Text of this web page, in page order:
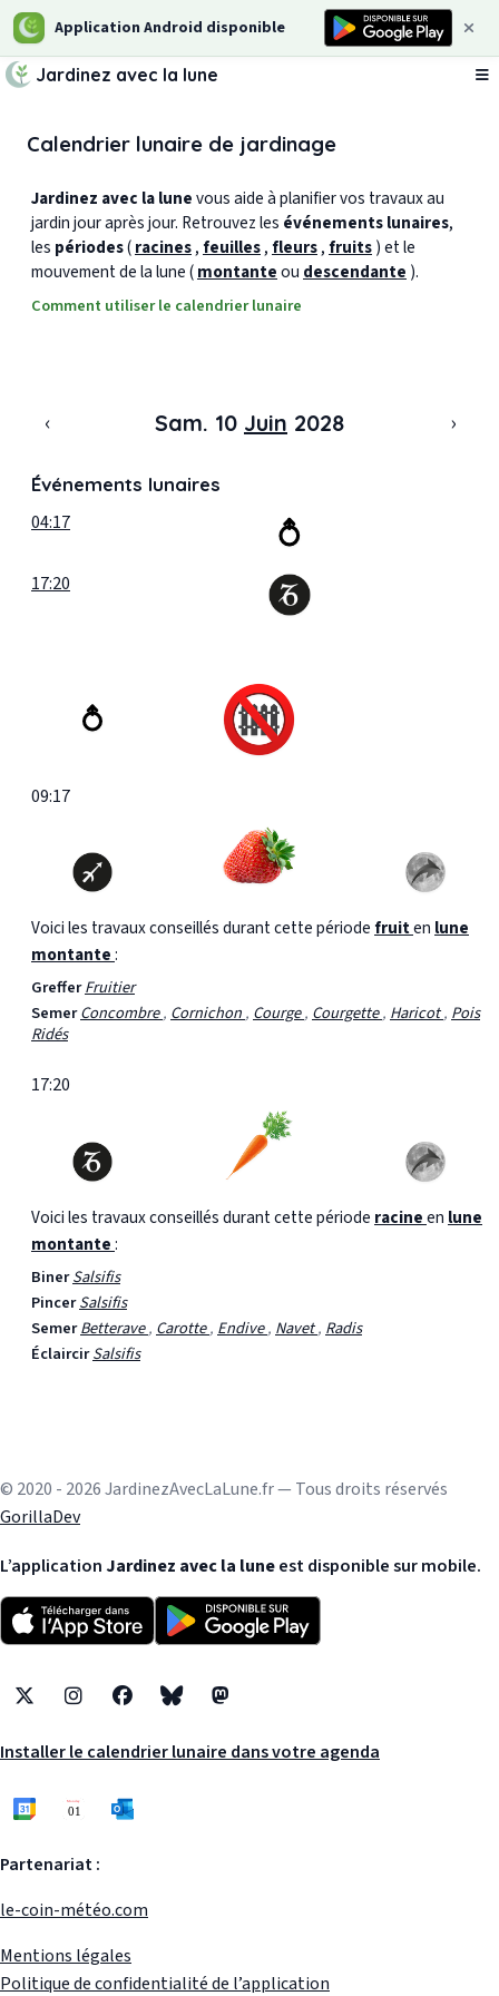
Application Android disponible
Jardinez avec la lune
Calendrier lunaire de jardinage
Jardinez avec la lunevous aide à planifier vos travaux au
jardin jour après jour. Retrouvez les événements lunaires,
les périodes(racines, feuilles, fleurs, fruits) et le
mouvement de la lune (montanteou descendante ).
Comment utiliser le calendrier lunaire
‹ Sam. 10 Juin 2028 ›
Événements lunaires
04:17
17:20
09:17
Voici les travaux conseillés durant cette période fruiten lune
montante:
GrefferFruitier
SemerConcombre,Cornichon,Courge,Courgette,Haricot,Pois
Ridés
17:20
Voici les travaux conseillés durant cette période racineen lune
montante:
BinerSalsifis
PincerSalsifis
SemerBetterave, Carotte, Endive, Navet, Radis
ÉclaircirSalsifis
© 2020 - 2026 JardinezAvecLaLune.fr — Tous droits réservés
GorillaDev
L’application Jardinez avec la luneest disponible sur mobile.
X InstagramFacebookBlueskyMastodon
Installer le calendrier lunaire dans votre agenda
Partenariat :
le-coin-météo.com
Mentions légales
Politique de confidentialité de l’application